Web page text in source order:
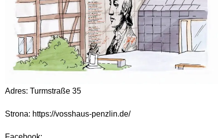
Adres: Turmstraße 35
Strona: https://vosshaus-penzlin.de/